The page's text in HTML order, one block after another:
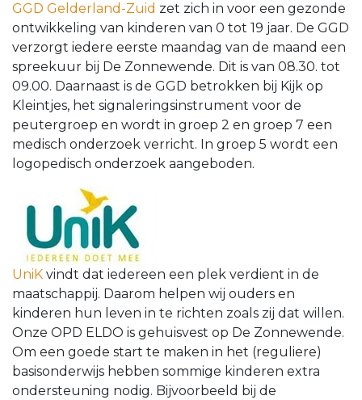
GGD Gelderland-Zuid zet zich in voor een gezonde
ontwikkeling van kinderen van 0 tot 19 jaar. De GGD
verzorgt iedere eerste maandag van de maand een
spreekuur bij De Zonnewende. Dit is van 08.30. tot
09.00. Daarnaast is de GGD betrokken bij Kijk op
Kleintjes, het signaleringsinstrument voor de
peutergroep en wordt in groep 2 en groep 7 een
medisch onderzoek verricht. In groep 5 wordt een
logopedisch onderzoek aangeboden.
UniK vindt dat iedereen een plek verdient in de
maatschappij. Daarom helpen wij ouders en
kinderen hun leven in te richten zoals zij dat willen.
Onze OPD ELDO is gehuisvest op De Zonnewende.
Om een goede start te maken in het (reguliere)
basisonderwijs hebben sommige kinderen extra
ondersteuning nodig. Bijvoorbeeld bij de